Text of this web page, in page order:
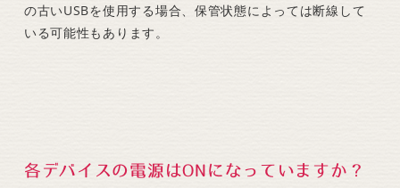
の古いUSBを使用する場合、保管状態によっては断線して
いる可能性もあります。
各デバイスの電源はONになっていますか？